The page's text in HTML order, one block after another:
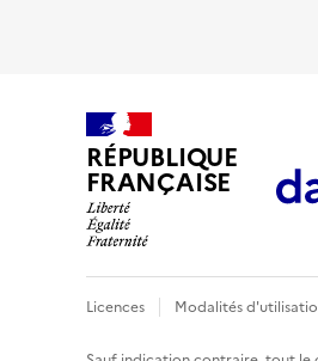
RÉPUBLIQUE
FRANÇAISE
Licences Modalités